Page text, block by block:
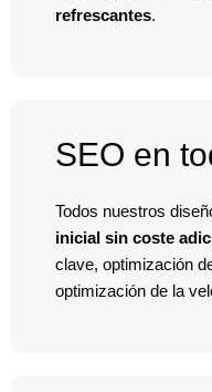
refrescantes.
SEO en
Todos nuestros
inicial sin coste
clave, optimización
optimización de la